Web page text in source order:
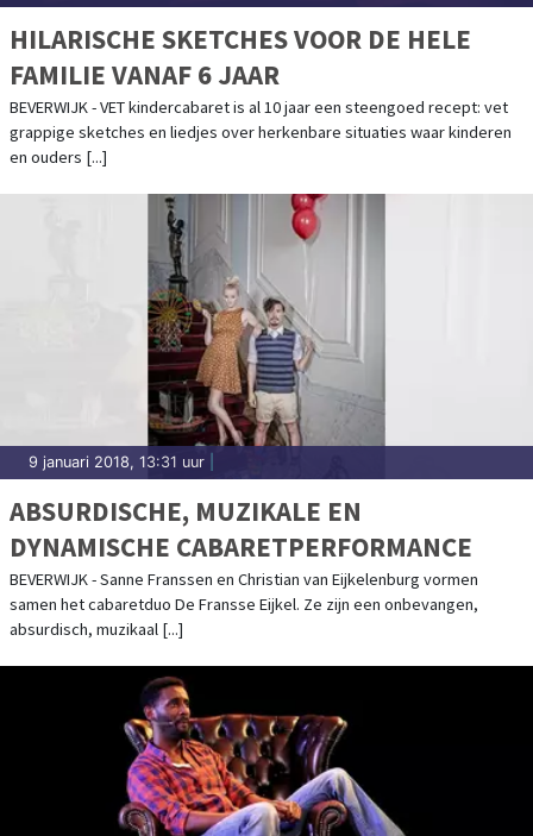
HILARISCHE SKETCHES VOOR DE HELE
FAMILIE VANAF 6 JAAR
BEVERWIJK - VET kindercabaret is al 10 jaar een steengoed recept: vet
grappige sketches en liedjes over herkenbare situaties waar kinderen
en ouders [...]
9 januari 2018, 13:31 uur
ABSURDISCHE, MUZIKALE EN
DYNAMISCHE CABARETPERFORMANCE
BEVERWIJK - Sanne Franssen en Christian van Eijkelenburg vormen
samen het cabaretduo De Fransse Eijkel. Ze zijn een onbevangen,
absurdisch, muzikaal [...]